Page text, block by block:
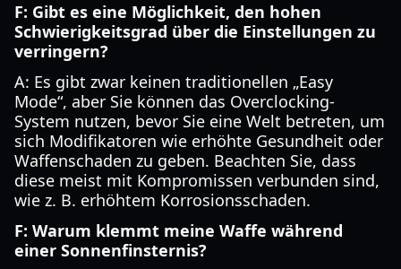
F: Gibt es eine Möglichkeit, den hohen
Schwierigkeitsgrad über die Einstellungen zu
verringern?
A: Es gibt zwar keinen traditionellen „Easy
Mode“, aber Sie können das Overclocking-
System nutzen, bevor Sie eine Welt betreten, um
sich Modifikatoren wie erhöhte Gesundheit oder
Waffenschaden zu geben. Beachten Sie, dass
diese meist mit Kompromissen verbunden sind,
wie z. B. erhöhtem Korrosionsschaden.
F: Warum klemmt meine Waffe während
einer Sonnenfinsternis?